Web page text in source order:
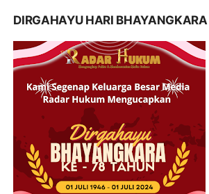
DIRGAHAYU HARI